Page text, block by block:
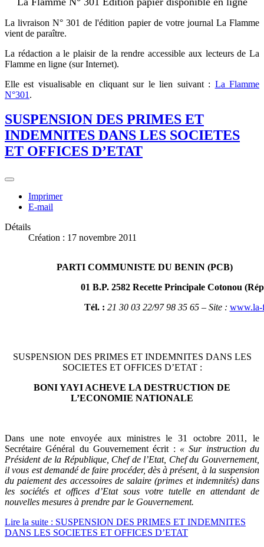
La livraison N° 301 de l'édition papier de votre journal La Flamme
vient de paraître.
La rédaction a le plaisir de la rendre accessible aux lecteurs de La
Flamme en ligne (sur Internet).
Elle est visualisable en cliquant sur le lien suivant : La Flamme
N°301 .
SUSPENSION DES PRIMES ET
INDEMNITES DANS LES SOCIETES
ET OFFICES D’ETAT
Imprimer
E-mail
Détails
Création : 17 novembre 2011
PARTI COMMUNISTE DU BENIN (PCB)
01 B.P. 2582 Recette Principale Cotonou
Tél. : 21 30 03 22/97 98 35 65 – Site : www.la-
SUSPENSION DES PRIMES ET INDEMNITES DANS LES
SOCIETES ET OFFICES D’ETAT :
BONI YAYI ACHEVE LA DESTRUCTION DE
L’ECONOMIE NATIONALE
Dans une note envoyée aux ministres le 31 octobre 2011, le
Secrétaire Général du Gouvernement écrit : « Sur instruction du
Président de la République, Chef de l’Etat, Chef du Gouvernement,
il vous est demandé de faire procéder, dès à présent, à la suspension
du paiement des accessoires de salaire (primes et indemnités) dans
les sociétés et offices d’Etat sous votre tutelle en attendant de
nouvelles mesures à prendre par le Gouvernement.
Lire la suite : SUSPENSION DES PRIMES ET INDEMNITES
DANS LES SOCIETES ET OFFICES D’ETAT